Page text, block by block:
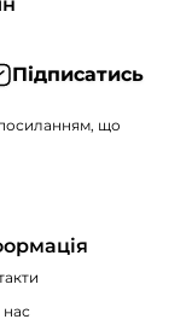
Підписатись
що